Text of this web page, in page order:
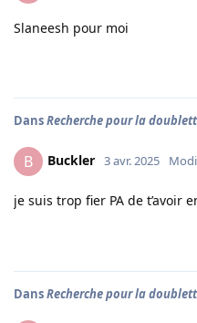
Slaneesh pour moi
DansRecherche pour la
B Buckler 3 avr. 2025
je suis trop fier PA de t’avoir
DansRecherche pour la